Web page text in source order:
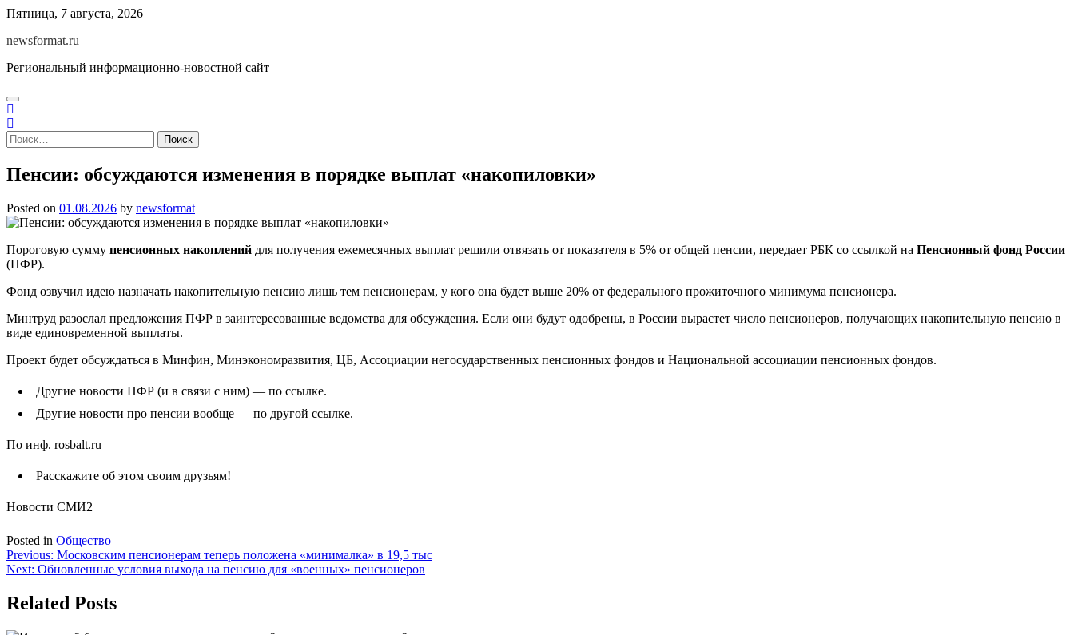
Skip
content
Пятница, 7 августа, 2026
newsformat.ru
Региональный информационно-новостной сайт
Найти:
Пенсии: обсуждаются изменения в порядке выплат «накопиловки»
Posted on 01.08.2026 by newsformat
Пороговую сумму пенсионных накоплений для получения ежемесячных выплат решили отвязать от показателя в 5% от общей пенсии, передает РБК со ссылкой на Пенсионный фонд России
(ПФР).
Фонд озвучил идею назначать накопительную пенсию лишь тем пенсионерам, у кого она будет выше 20% от федерального прожиточного минимума пенсионера.
Минтруд разослал предложения ПФР в заинтересованные ведомства для обсуждения. Если они будут одобрены, в России вырастет число пенсионеров, получающих накопительную пенсию в
виде единовременной выплаты.
Проект будет обсуждаться в Минфин, Минэкономразвития, ЦБ, Ассоциации негосударственных пенсионных фондов и Национальной ассоциации пенсионных фондов.
Другие новости ПФР (и в связи с ним) — по ссылке.
Другие новости про пенсии вообще — по другой ссылке.
По инф. rosbalt.ru
Расскажите об этом своим друзьям!
Новости СМИ2
Posted in Общество
Навигация
по
записям
Previous: Московским пенсионерам теперь положена «минималка» в 19,5 тыс
Next: Обновленные условия выхода на пенсию для «военных» пенсионеров
Related Posts